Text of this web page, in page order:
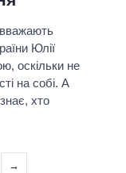
вважають
Юлії
оскільки не
на собі. А
хто
→